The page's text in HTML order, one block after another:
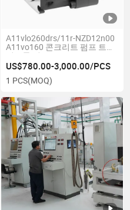
A11vlo260drs/11r-NZD12n00
A11vo160 콘크리트 펌프 트럭
피스톤 펌프
US$780.00-3,000.00/PCS
1 PCS(MOQ)